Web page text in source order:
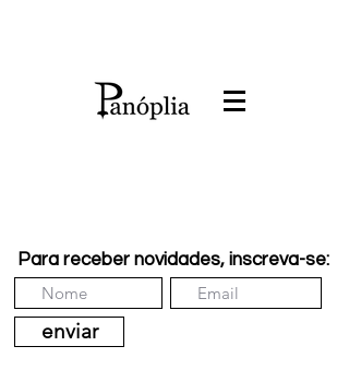
Para receber novidades, inscreva-se:
enviar